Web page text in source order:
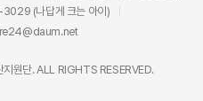
(나답게 크는 아이)
원단. ALL RIGHTS RESERVED.